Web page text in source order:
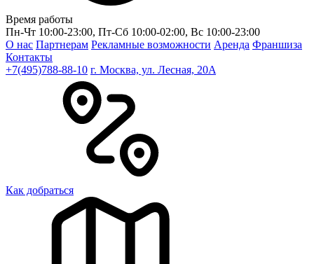
Время работы
Пн-Чт 10:00-23:00, Пт-Сб 10:00-02:00, Вс 10:00-23:00
О нас Партнерам Рекламные возможности Аренда Франшиза
Контакты
+7(495)788-88-10 г. Москва, ул. Лесная, 20A
Как добраться